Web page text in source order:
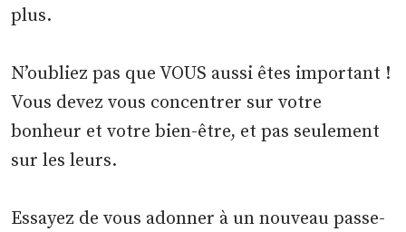
plus.
N’oubliez pas que VOUS aussi êtes important !
Vous devez vous concentrer sur votre
bonheur et votre bien-être, et pas seulement
sur les leurs.
Essayez de vous adonner à un nouveau passe-